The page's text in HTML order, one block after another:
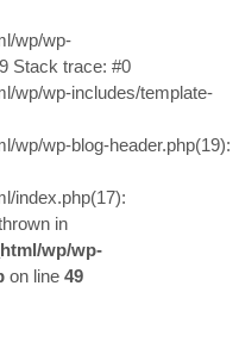
wp/wp-
Stack trace: #0
wp/wp-includes/template-
wp/wp-blog-header.php(19):
index.php(17):
in
wp/wp-
on line 49